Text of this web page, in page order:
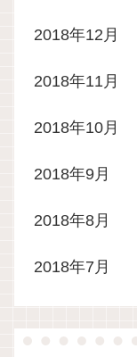
2018年12月
2018年11月
2018年10月
2018年9月
2018年8月
2018年7月